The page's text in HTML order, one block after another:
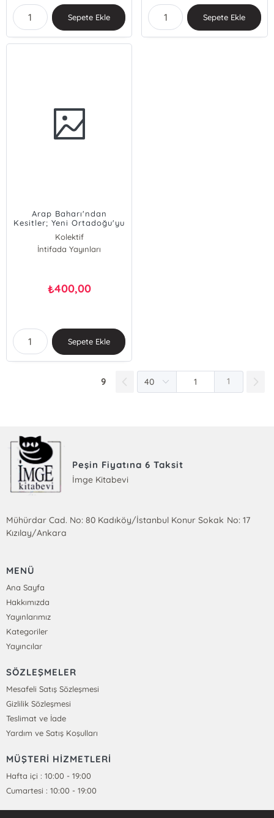
Sepete Ekle Sepete Ekle
Arap Baharı'ndan
Kesitler; Yeni Ortadoğu'yu
Anlamak
Kolektif
İntifada Yayınları
₺400,00
Sepete Ekle
9 1
Peşin Fiyatına 6 Taksit
İmge Kitabevi
Mühürdar Cad. No: 80 Kadıköy/İstanbul Konur Sokak No: 17
Kızılay/Ankara
MENÜ
Ana Sayfa
Hakkımızda
Yayınlarımız
Kategoriler
Yayıncılar
SÖZLEŞMELER
Mesafeli Satış Sözleşmesi
Gizlilik Sözleşmesi
Teslimat ve İade
Yardım ve Satış Koşulları
MÜŞTERİ HİZMETLERİ
Hafta içi : 10:00 - 19:00
Cumartesi : 10:00 - 19:00